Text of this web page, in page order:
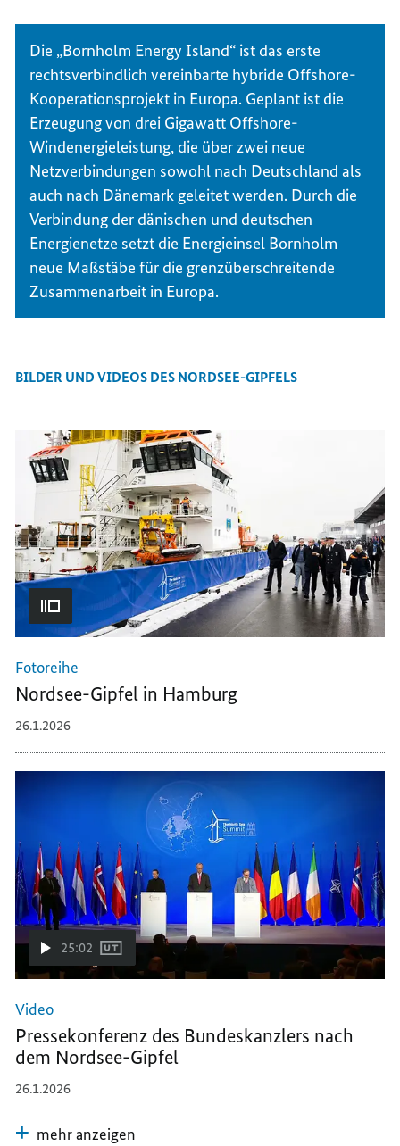
Die „Bornholm Energy Island“ ist das erste
rechtsverbindlich vereinbarte hybride Offshore-
Kooperationsprojekt in Europa. Geplant ist die
Erzeugung von drei Gigawatt Offshore-
Windenergieleistung, die über zwei neue
Netzverbindungen sowohl nach Deutschland als
auch nach Dänemark geleitet werden. Durch die
Verbindung der dänischen und deutschen
Energienetze setzt die Energieinsel Bornholm
neue Maßstäbe für die grenzüberschreitende
Zusammenarbeit in Europa.
BILDER UND VIDEOS DES NORDSEE-GIPFELS
Fotoreihe
Nordsee-Gipfel in Hamburg
26.1.2026
25:02
Video
Pressekonferenz des Bundeskanzlers nach
dem Nordsee-Gipfel
26.1.2026
mehr anzeigen